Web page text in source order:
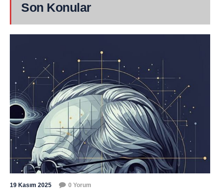
Son Konular
19 Kasım 2025 0 Yorum